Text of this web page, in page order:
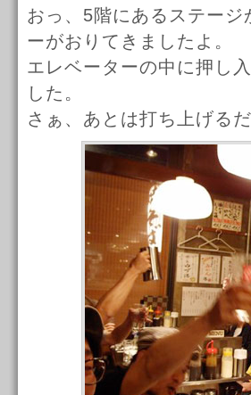
おっ、5階にあるステー
ーがおりてきましたよ。
エレベーターの中に押し
した。
さぁ、あとは打ち上げるだ